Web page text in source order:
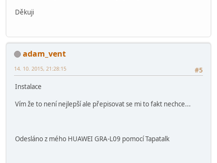
Děkuji
adam_vent
#5
14. 10. 2015, 21:28:15
Instalace
Vím že to není nejlepší ale přepisovat se mi to fakt nechce...
Odesláno z mého HUAWEI GRA-L09 pomocí Tapatalk